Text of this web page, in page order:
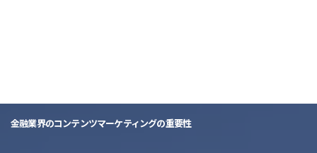
金融業界のコンテンツマーケティングの重要性